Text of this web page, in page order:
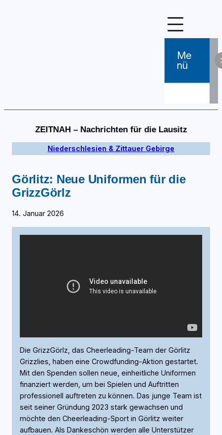
Me
Nü
ZEITNAH – Nachrichten für die Lausitz
Niederschlesien & Zittauer Gebirge
Görlitz: Neue Uniformen für die
GrizzGörlz
14. Januar 2026
Die GrizzGörlz, das Cheerleading-Team der Görlitz
Grizzlies, haben eine Crowdfunding-Aktion gestartet.
Mit den Spenden sollen neue, einheitliche Uniformen
finanziert werden, um bei Spielen und Auftritten
professionell auftreten zu können. Das junge Team ist
seit seiner Gründung 2023 stark gewachsen und
möchte den Cheerleading-Sport in Görlitz weiter
aufbauen. Als Dankeschön werden alle Unterstützer